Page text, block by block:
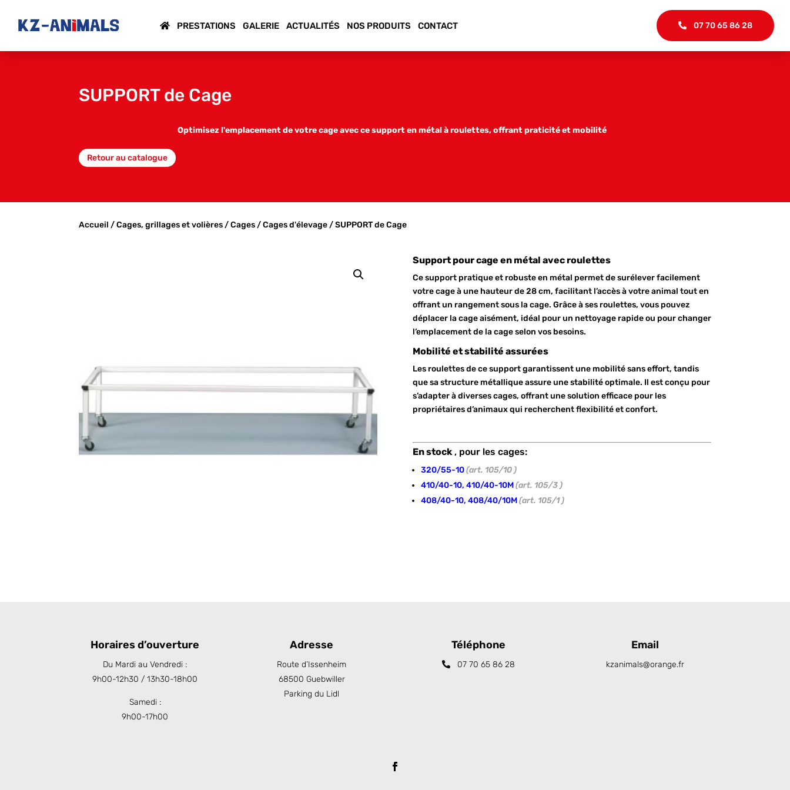
PRESTATIONS GALERIE ACTUALITÉS NOS PRODUITS CONTACT 07 70 65 86 28
SUPPORT de Cage
Optimisez l'emplacement de votre cage avec ce support en métal à roulettes, offrant praticité et mobilité
Retour au catalogue
Accueil /Cages, grillages et volières/Cages/Cages d'élevage/ SUPPORT de Cage
Support pour cage en métal avec roulettes
Ce support pratique et robuste en métal permet de surélever facilement
votre cage à une hauteur de 28 cm, facilitant l’accès à votre animal tout en
offrant un rangement sous la cage. Grâce à ses roulettes, vous pouvez
déplacer la cage aisément, idéal pour un nettoyage rapide ou pour changer
l’emplacement de la cage selon vos besoins.
Mobilité et stabilité assurées
Les roulettes de ce support garantissent une mobilité sans effort, tandis
que sa structure métallique assure une stabilité optimale. Il est conçu pour
s’adapter à diverses cages, offrant une solution efficace pour les
propriétaires d’animaux qui recherchent flexibilité et confort.
En stock, pour les cages:
320/55-10 (art. 105/10 )
410/40-10, 410/40-10M (art. 105/3 )
408/40-10, 408/40/10M(art. 105/1 )
Horaires d’ouverture
Du Mardi au Vendredi :
9h00-12h30 / 13h30-18h00
Samedi :
9h00-17h00
Adresse
Route d’Issenheim
68500 Guebwiller
Parking du Lidl
Téléphone
07 70 65 86 28
Email
kzanimals@orange.fr